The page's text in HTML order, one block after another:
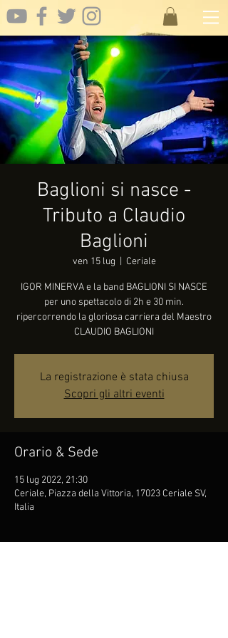
Baglioni si nasce -
Tributo a Claudio
Baglioni
ven 15 lug Ceriale
IGOR MINERVA e la band BAGLIONI SI NASCE
per uno spettacolo di 2h e 30 min.
ripercorrendo la gloriosa carriera del Maestro
CLAUDIO BAGLIONI
La registrazione è stata chiusa
Scopri gli altri eventi
Orario & Sede
15 lug 2022, 21:30
Ceriale, Piazza della Vittoria, 17023 Ceriale SV,
Italia